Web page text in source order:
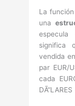
La
una
significa
vendida
par EUR/
cada